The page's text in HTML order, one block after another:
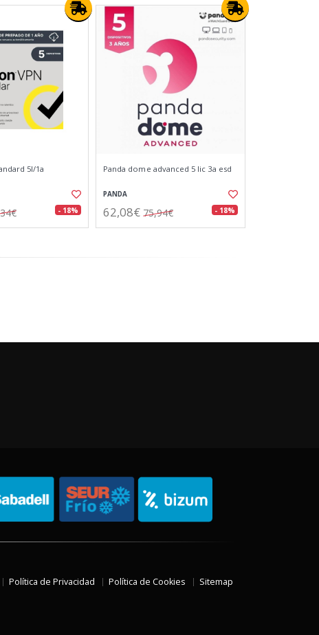
5l/1a
- 18%
Panda dome advanced 5 lic 3a esd
PANDA
62,08€ 75,94€ - 18%
Política de Privacidad Política de Cookies Sitemap